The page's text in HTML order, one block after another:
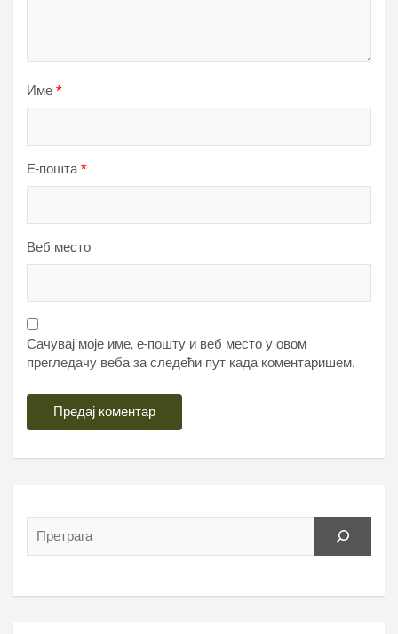
Име *
Е-пошта*
Веб место
Сачувај моје име, е-пошту и веб место у овом
прегледачу веба за следећи пут када коментаришем.